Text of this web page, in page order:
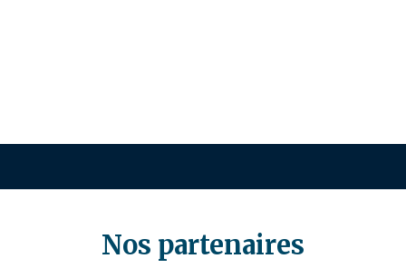
Nos partenaires